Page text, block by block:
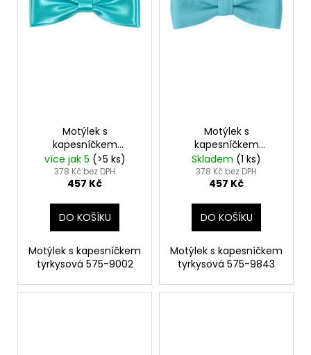
Motýlek s
kapesníčkem
tyrkysová 575-9002
více jak 5 (>5 ks)
378 Kč bez DPH
457 Kč
DO KOŠÍKU
Motýlek s kapesníčkem
tyrkysová 575-9002
Motýlek s
kapesníčkem
tyrkysová 575-9843
Skladem (1 ks)
378 Kč bez DPH
457 Kč
DO KOŠÍKU
Motýlek s kapesníčkem
tyrkysová 575-9843